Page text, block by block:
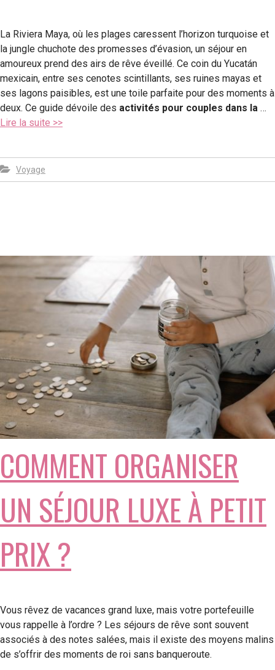
La Riviera Maya, où les plages caressent l’horizon turquoise et
la jungle chuchote des promesses d’évasion, un séjour en
amoureux prend des airs de rêve éveillé. Ce coin du Yucatán
mexicain, entre ses cenotes scintillants, ses ruines mayas et
ses lagons paisibles, est une toile parfaite pour des moments à
deux. Ce guide dévoile des activités pour couples dans la …
Lire la suite >>
Voyage
COMMENT ORGANISER
UN SÉJOUR LUXE À PETIT
PRIX ?
Vous rêvez de vacances grand luxe, mais votre portefeuille
vous rappelle à l’ordre ? Les séjours de rêve sont souvent
associés à des notes salées, mais il existe des moyens malins
de s’offrir des moments de roi sans banqueroute.